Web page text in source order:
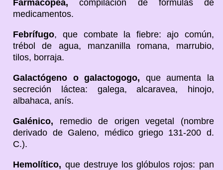
Farmacopea,compilación de fórmulas de
medicamentos.
Febrífugo, que combate la fiebre: ajo común,
trébol de agua, manzanilla romana, marrubio,
tilos, borraja.
Galactógeno o galactogogo, que aumenta la
secreción láctea: galega, alcaravea, hinojo,
albahaca, anís.
Galénico, remedio de origen vegetal (nombre
derivado de Galeno, médico griego 131-200 d.
C.).
Hemolítico, que destruye los glóbulos rojos: pan